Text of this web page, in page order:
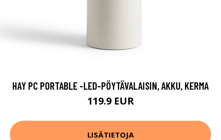
HAY PC PORTABLE -LED-PÖYTÄVALAISIN, AKKU, KERMA
119.9 EUR
LISÄTIETOJA